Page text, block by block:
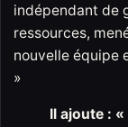
indépendant de
ressources,
nouvelle équipe
»
Il ajoute :